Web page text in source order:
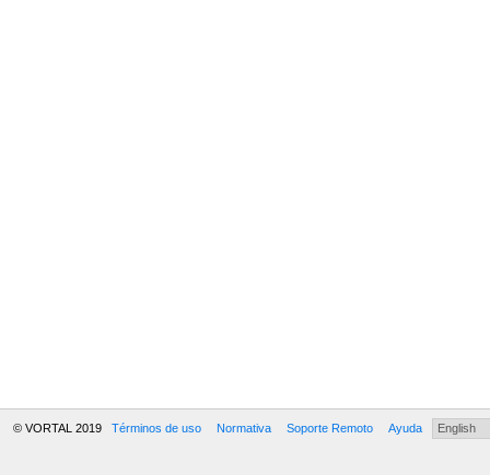
© VORTAL 2019 Términos de uso Normativa Soporte Remoto Ayuda